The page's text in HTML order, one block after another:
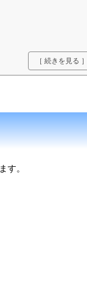
［ 続きを見る ］
す。